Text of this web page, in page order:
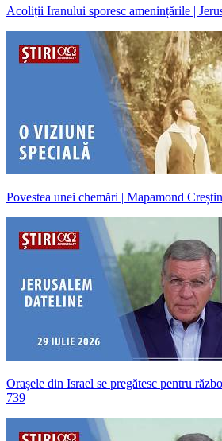
Acoliții Iranului sporesc amenințările |
Povestea unei chemări | Mapamond
Orașele din Israel se pregătesc pentru
739